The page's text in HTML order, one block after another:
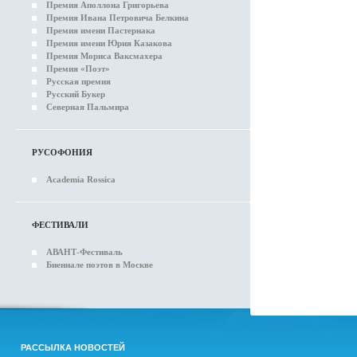
Премия Аполлона Григорьева
Премия Ивана Петровича Белкина
Премия имени Пастернака
Премия имени Юрия Казакова
Премия Мориса Ваксмахера
Премия «Поэт»
Русская премия
Русский Букер
Северная Пальмира
РУСОФОНИЯ
Academia Rossica
ФЕСТИВАЛИ
АВАНТ-Фестиваль
Биеннале поэтов в Москве
РАССЫЛКА НОВОСТЕЙ